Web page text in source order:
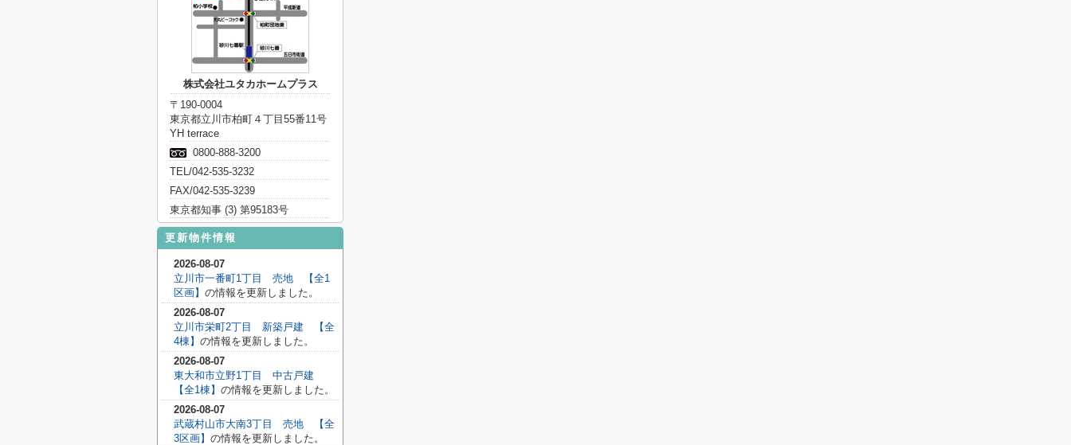
株式会社ユタカホームプラス
〒190-0004
東京都立川市柏町４丁目55番11号
YH terrace
0800-888-3200
TEL/042-535-3232
FAX/042-535-3239
東京都知事 (3) 第95183号
更新物件情報
2026-08-07
立川市一番町1丁目 売地 【全1
区画】 の情報を更新しました。
2026-08-07
立川市栄町2丁目 新築戸建 【全
4棟】 の情報を更新しました。
2026-08-07
東大和市立野1丁目 中古戸建
【全1棟】 の情報を更新しました。
2026-08-07
武蔵村山市大南3丁目 売地 【全
3区画】 の情報を更新しました。